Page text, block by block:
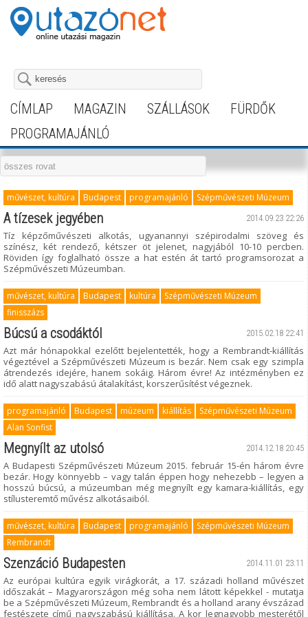
CÍMLAP MAGAZIN SZÁLLÁSOK
FÜRDŐK
PROGRAMAJÁNLÓ
művészet, kultúra Budapest programajánló Szépművészeti Múzeum
2014.09.23 22:26
A tízesek jegyében
Tíz képzőművészeti alkotás, ugyanannyi szépirodalmi szöveg és
színész, két rendező, kétszer öt jelenet, nagyjából 10-10 percben.
Röviden így foglalható össze a hat estén át tartó programsorozat a
Szépművészeti Múzeumban.
művészet, kultúra Budapest kultúra
Szépművészeti Múzeum
finisszázs
2015.02.18 22:41
Búcsú a csodáktól
Azt már hónapokkal ezelőtt bejelentették, hogy a Rembrandt-kiállítás
végeztével a Szépművészeti Múzeum is bezár. Nem csak egy szimpla
átrendezés idejére, hanem sokáig. Három évre! Az intézményben ez
idő alatt nagyszabású átalakítást, korszerűsítést végeznek.
programajánló Budapest múzeum kiállítás
Szépművészeti Múzeum
Alan Sonfist
2014.12.18 20:45
Megnyílt az utolsó
A Budapesti Szépművészeti Múzeum 2015. február 15-én három évre
bezár. Hogy könnyebb – vagy talán éppen hogy nehezebb – legyen a
hosszú búcsú, a múzeumban még megnyílt egy kamara-kiállítás, egy
stílusteremtő művész alkotásaiból.
művészet, kultúra Budapest programajánló
Szépművészeti Múzeum
Rembrandt
2014.11.01 23:11
Szenzáció Budapesten
Az európai kultúra egyik virágkorát, a 17. századi holland művészet
időszakát – Magyarországon még soha nem látott képekkel - mutatja
be a Szépművészeti Múzeum, Rembrandt és a holland arany évszázad
festészete című nagyszabású kiállítása. A kor legnagyobb mesterétől